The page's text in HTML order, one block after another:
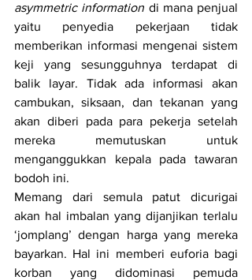
asymmetric information di mana penjual
yaitu penyedia pekerjaan tidak
memberikan informasi mengenai sistem
keji yang sesungguhnya terdapat di
balik layar. Tidak ada informasi akan
cambukan, siksaan, dan tekanan yang
akan diberi pada para pekerja setelah
mereka memutuskan untuk
menganggukkan kepala pada tawaran
bodoh ini.
Memang dari semula patut dicurigai
akan hal imbalan yang dijanjikan terlalu
‘jomplang’ dengan harga yang mereka
bayarkan. Hal ini memberi euforia bagi
korban yang didominasi pemuda